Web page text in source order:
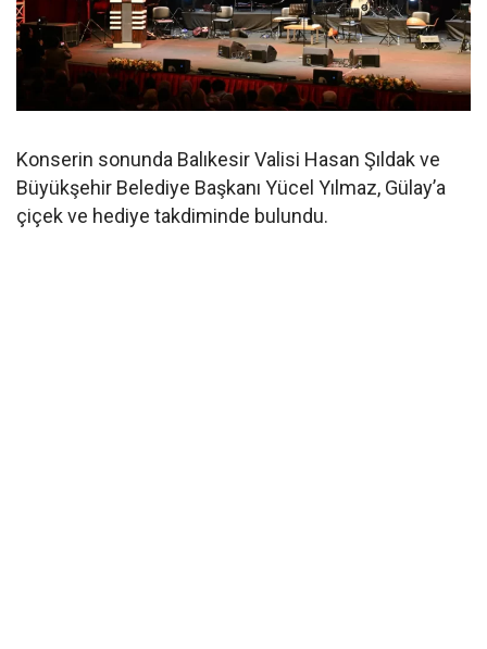
Konserin sonunda Balıkesir Valisi Hasan Şıldak ve
Büyükşehir Belediye Başkanı Yücel Yılmaz, Gülay’a
çiçek ve hediye takdiminde bulundu.